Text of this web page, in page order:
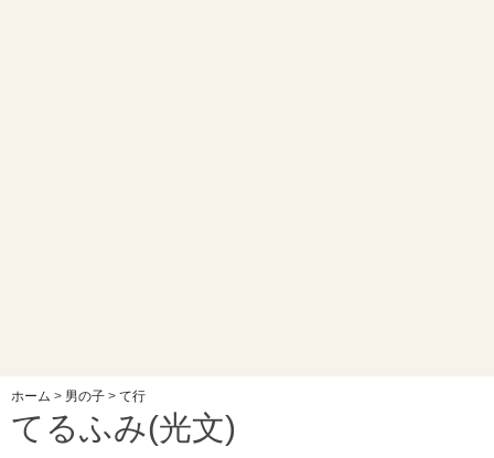
ホーム > 男の子 > て行
てるふみ(光文)